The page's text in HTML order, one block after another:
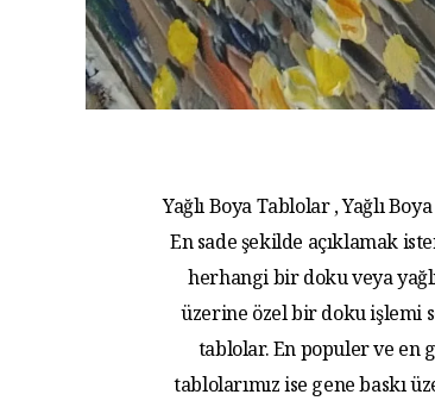
Yağlı Boya Tablolar , Yağlı
En sade şekilde açıklamak
herhangi bir doku veya
üzerine özel bir doku işlemi
tablolar. En populer ve en
tablolarımız ise gene baskı